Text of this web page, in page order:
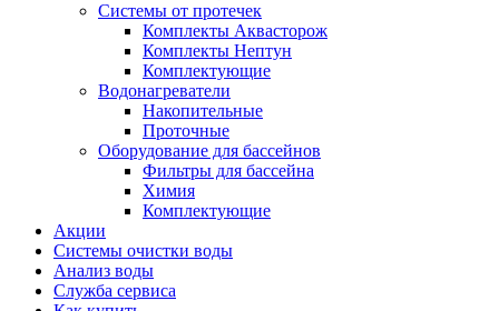
Системы от протечек
Комплекты Аквасторож
Комплекты Нептун
Комплектующие
Водонагреватели
Накопительные
Проточные
Оборудование для бассейнов
Фильтры для бассейна
Химия
Комплектующие
Акции
Системы очистки воды
Анализ воды
Служба сервиса